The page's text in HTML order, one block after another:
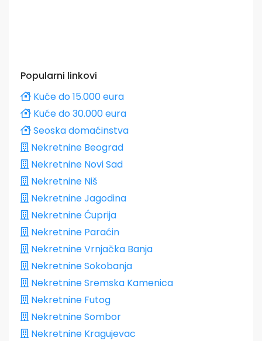
Popularni linkovi
Kuće do 15.000 eura
Kuće do 30.000 eura
Seoska domaćinstva
Nekretnine Beograd
Nekretnine Novi Sad
Nekretnine Niš
Nekretnine Jagodina
Nekretnine Ćuprija
Nekretnine Paraćin
Nekretnine Vrnjačka Banja
Nekretnine Sokobanja
Nekretnine Sremska Kamenica
Nekretnine Futog
Nekretnine Sombor
Nekretnine Kragujevac